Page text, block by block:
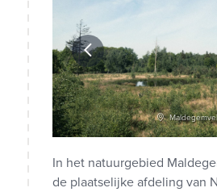
In het natuurgebied
de plaatselijke afdeling van